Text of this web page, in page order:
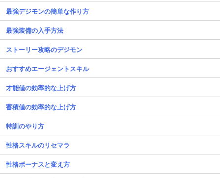
最強デジモンの簡単な作り方
最強装備の入手方法
ストーリー攻略のデジモン
おすすめエージェントスキル
才能値の効率的な上げ方
蓄積値の効率的な上げ方
特訓のやり方
性格スキルのリセマラ
性格ボーナスと変え方